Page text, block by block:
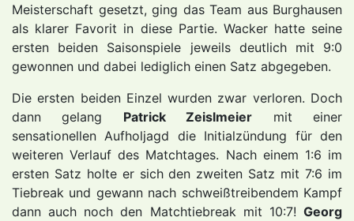
Meisterschaft gesetzt, ging das Team aus Burghausen
als klarer Favorit in diese Partie. Wacker hatte seine
ersten beiden Saisonspiele jeweils deutlich mit 9:0
gewonnen und dabei lediglich einen Satz abgegeben.
Die ersten beiden Einzel wurden zwar verloren. Doch
dann gelang Patrick Zeislmeier mit einer
sensationellen Aufholjagd die Initialzündung für den
weiteren Verlauf des Matchtages. Nach einem 1:6 im
ersten Satz holte er sich den zweiten Satz mit 7:6 im
Tiebreak und gewann nach schweißtreibendem Kampf
dann auch noch den Matchtiebreak mit 10:7! Georg